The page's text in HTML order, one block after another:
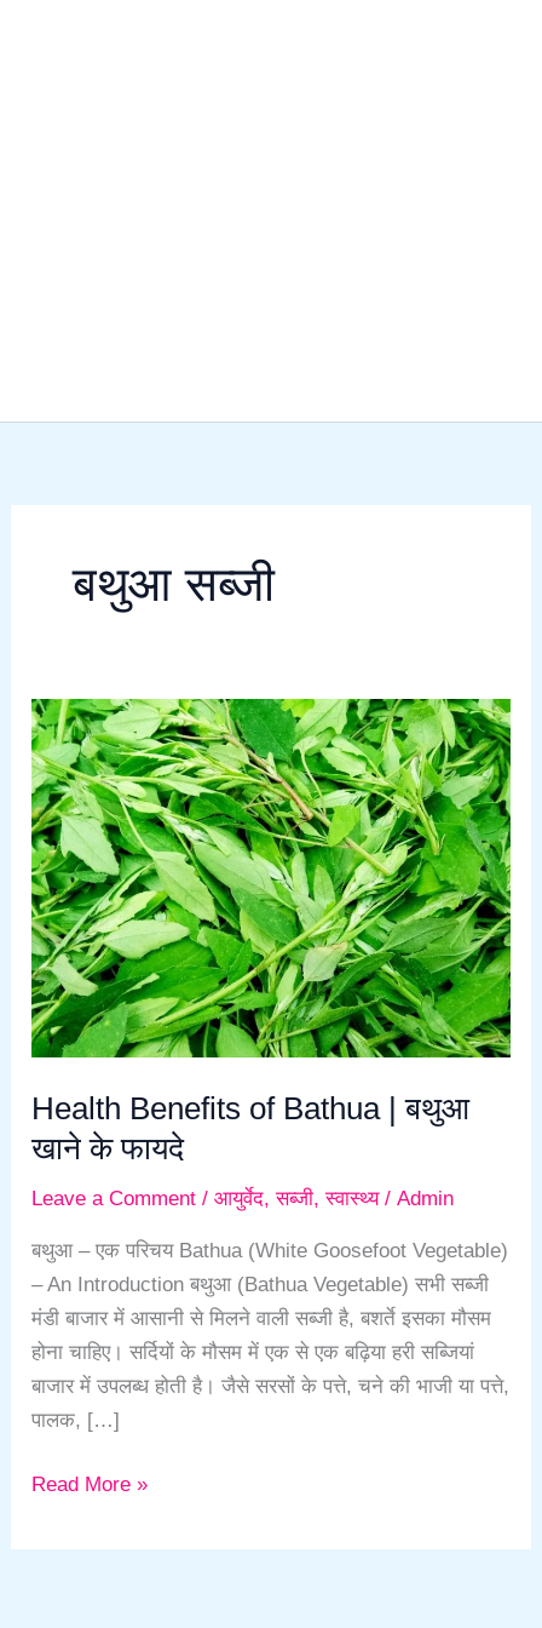
बथुआ सब्जी
Health Benefits of Bathua | बथुआ
खाने के फायदे
Leave a Comment /आयुर्वेद,सब्जी,स्वास्थ्य/Admin
बथुआ – एक परिचय Bathua (White Goosefoot Vegetable)
– An Introduction बथुआ (Bathua Vegetable) सभी सब्जी
मंडी बाजार में आसानी से मिलने वाली सब्जी है, बशर्ते इसका मौसम
होना चाहिए। सर्दियों के मौसम में एक से एक बढ़िया हरी सब्जियां
बाजार में उपलब्ध होती है। जैसे सरसों के पत्ते, चने की भाजी या पत्ते,
पालक, […]
Health
Benefits
of
Bathua
|
बथुआ
खाने
के
फायदे
Read More »